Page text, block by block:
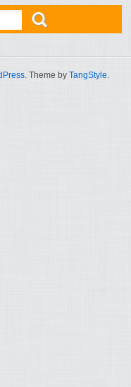
ő
. Theme by TangStyle.